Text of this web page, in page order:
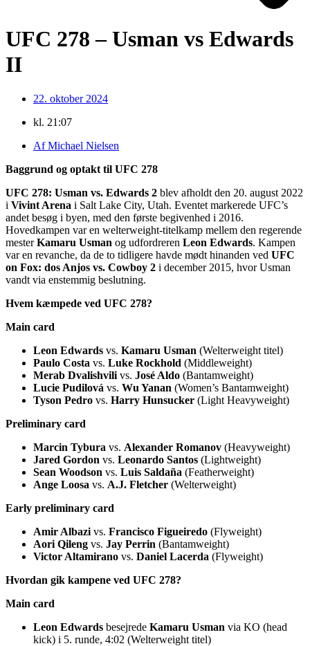
UFC 278 – Usman vs Edwards
II
22. oktober 2024
kl. 21:07
AfMichael Nielsen
Baggrund og optakt til UFC 278
UFC 278: Usman vs. Edwards 2 blev afholdt den 20. august 2022
i Vivint Arena i Salt Lake City, Utah. Eventet markerede UFC’s
andet besøg i byen, med den første begivenhed i 2016.
Hovedkampen var en welterweight-titelkamp mellem den regerende
mesterKamaru Usman og udfordreren Leon Edwards. Kampen
var en revanche, da de to tidligere havde mødt hinanden ved UFC
on Fox: dos Anjos vs. Cowboy 2 i december 2015, hvor Usman
vandt via enstemmig beslutning.
Hvem kæmpede ved UFC 278?
Main card
Leon Edwards vs. Kamaru Usman (Welterweight titel)
Paulo Costa vs. Luke Rockhold (Middleweight)
Merab Dvalishvili vs. José Aldo (Bantamweight)
Lucie Pudilová vs. Wu Yanan (Women’s Bantamweight)
Tyson Pedro vs. Harry Hunsucker (Light Heavyweight)
Preliminary card
Marcin Tybura vs. Alexander Romanov (Heavyweight)
Jared Gordon vs. Leonardo Santos (Lightweight)
Sean Woodson vs. Luis Saldaña (Featherweight)
Ange Loosa vs. A.J. Fletcher (Welterweight)
Early preliminary card
Amir Albazi vs. Francisco Figueiredo (Flyweight)
Aori Qileng vs. Jay Perrin (Bantamweight)
Victor Altamirano vs. Daniel Lacerda (Flyweight)
Hvordan gik kampene ved UFC 278?
Main card
Leon Edwards besejrede Kamaru Usman via KO (head
kick) i 5. runde, 4:02 (Welterweight titel)